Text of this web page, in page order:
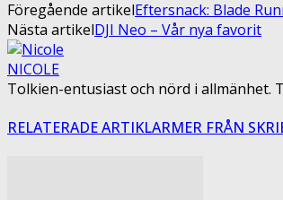
Föregående artikelEftersnack: Blade
Nästa artikelDJI Neo – Vår nya favorit
NICOLE
Tolkien-entusiast och nörd i allmänhet.
RELATERADE ARTIKLARMER FRÅN